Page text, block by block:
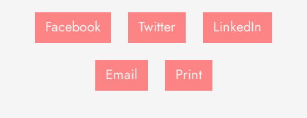
Facebook Twitter LinkedIn
Email Print